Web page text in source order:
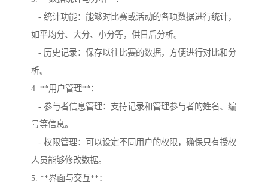
- 统计功能：能够对比赛或活动的各项数据进行统计，
如平均分、大分、小分等，供日后分析。
- 历史记录：保存以往比赛的数据，方便进行对比和分
析。
4. **用户管理**：
- 参与者信息管理：支持记录和管理参与者的姓名、编
号等信息。
- 权限管理：可以设定不同用户的权限，确保只有授权
人员能够修改数据。
5. **界面与交互**：